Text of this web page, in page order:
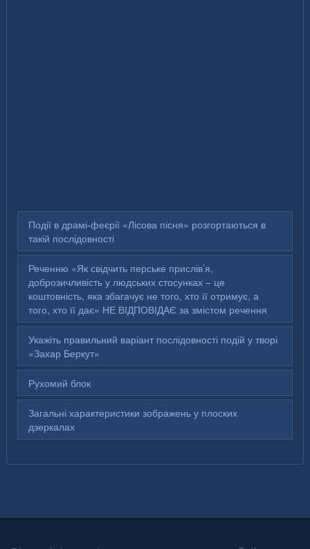
Події в драмі-феєрії «Лісова пісня» розгортаються в
такій послідовності
Реченню «Як свідчить перське прислів’я,
доброзичливість у людських стосунках – це
коштовність, яка збагачує не того, хто її отримує, а
того, хто її дає» НЕ ВІДПОВІДАЄ за змістом речення
Укажіть правильний варіант послідовності подій у творі
«Захар Беркут»
Рухомий блок
Загальні характеристики зображень у плоских
дзеркалах